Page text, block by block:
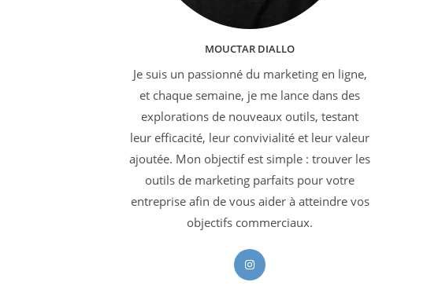
MOUCTAR DIALLO
Je suis un passionné du marketing en ligne,
et chaque semaine, je me lance dans des
explorations de nouveaux outils, testant
leur efficacité, leur convivialité et leur valeur
ajoutée. Mon objectif est simple : trouver les
outils de marketing parfaits pour votre
entreprise afin de vous aider à atteindre vos
objectifs commerciaux.
S’ouvre